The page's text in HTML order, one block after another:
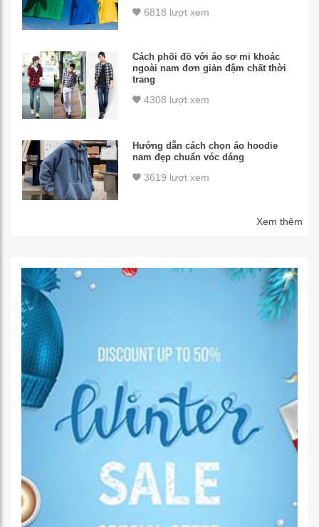
6818 lượt xem
Cách phối đồ với áo sơ mi khoác
ngoài nam đơn giản đậm chất thời
trang
4308 lượt xem
Hướng dẫn cách chọn áo hoodie
nam đẹp chuẩn vóc dáng
3619 lượt xem
Xem thêm